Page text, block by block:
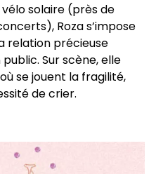
solaire (près de
Roza s’impose
relation précieuse
Sur scène, elle
se jouent la fragilité,
de crier.